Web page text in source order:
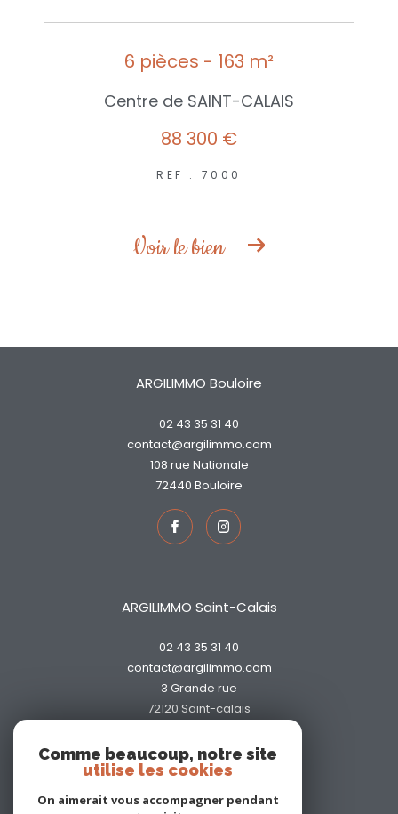
6 pièces - 163 m²
Centre de SAINT-CALAIS
88 300 €
REF : 7000
Voir le bien
ARGILIMMO Bouloire
02 43 35 31 40
contact@argilimmo.com
108 rue Nationale
72440
bouloire
ARGILIMMO Saint-Calais
02 43 35 31 40
contact@argilimmo.com
3 Grande rue
72120
saint-calais
Comme beaucoup, notre site
utilise les cookies
On aimerait vous accompagner pendant